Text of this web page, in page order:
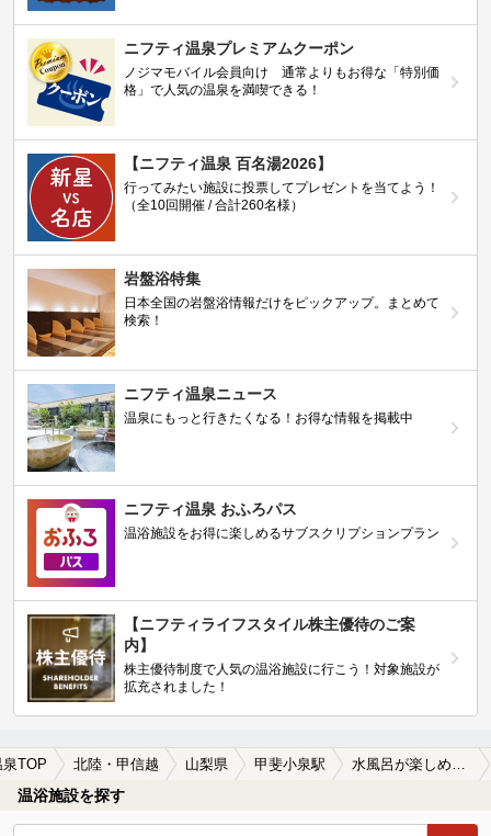
ニフティ温泉プレミアムクーポン
ノジマモバイル会員向け 通常よりもお得な「特別価
格」で人気の温泉を満喫できる！
【ニフティ温泉 百名湯2026】
行ってみたい施設に投票してプレゼントを当てよう！
（全10回開催 / 合計260名様）
岩盤浴特集
日本全国の岩盤浴情報だけをピックアップ。まとめて
検索！
ニフティ温泉ニュース
温泉にもっと行きたくなる！お得な情報を掲載中
ニフティ温泉 おふろパス
温浴施設をお得に楽しめるサブスクリプションプラン
【ニフティライフスタイル株主優待のご案
内】
株主優待制度で人気の温浴施設に行こう！対象施設が
拡充されました！
泉TOP 北陸・甲信越 山梨県 甲斐小泉駅 水風呂が楽しめる甲斐小泉駅近くの温泉、日帰り温泉、スーパー銭湯おすすめ
温浴施設を探す